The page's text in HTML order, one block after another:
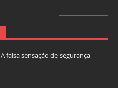
A falsa sensação de segurança